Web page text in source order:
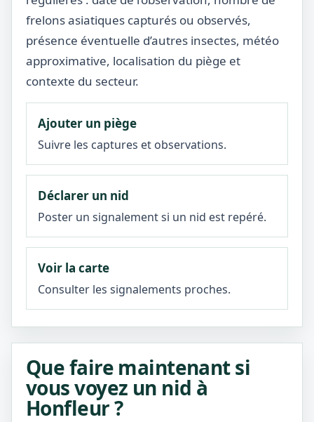
frelons asiatiques capturés ou observés,
présence éventuelle d’autres insectes, météo
approximative, localisation du piège et
contexte du secteur.
Ajouter un piège
Suivre les captures et observations.
Déclarer un nid
Poster un signalement si un nid est repéré.
Voir la carte
Consulter les signalements proches.
Que faire maintenant si
vous voyez un nid à
Honfleur ?